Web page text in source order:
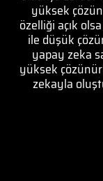
yüksek
özelliği açık
ile düşük
yapay zeka
yüksek
zekayla